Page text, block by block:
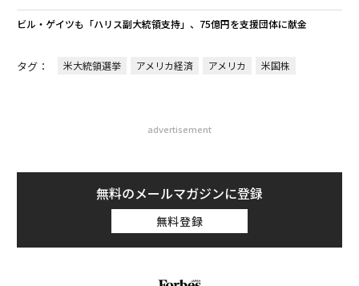
ビル・ゲイツも「ハリス副大統領支持」、75億円を支援団体に献金
タグ： 米大統領選挙 アメリカ経済 アメリカ 米国株
advertisement
無料のメールマガジンに登録
無料登録